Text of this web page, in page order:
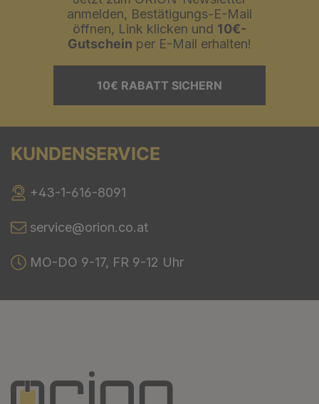
anmelden, Bestätigungs-E-Mail
öffnen, Link klicken und 10€-
Gutschein per E-Mail erhalten!
10€ RABATT SICHERN
KUNDENSERVICE
+43-1-616-8091
service@orion.co.at
MO-DO 9-17, FR 9-12 Uhr